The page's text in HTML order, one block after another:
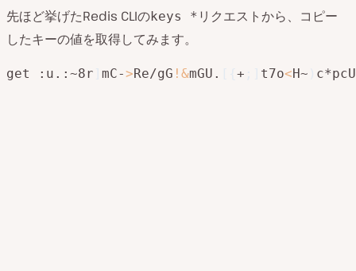
先ほど挙げたRedis CLIのkeys * リクエストから、コピー
したキーの値を取得してみます。
get :u.:~8r mC->Re/gG ! &mGU. + t7o<H~ c*pcU